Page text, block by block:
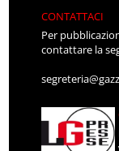
CONTATTACI
Per
contattare la